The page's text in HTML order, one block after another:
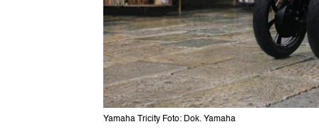
Yamaha Tricity Foto: Dok. Yamaha